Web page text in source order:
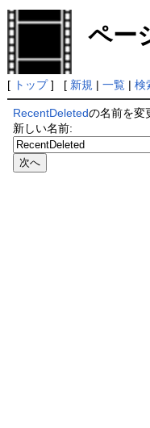
ペー
[ トップ] [ 新規 | 一覧| 検
RecentDeletedの名前を変
新しい名前: